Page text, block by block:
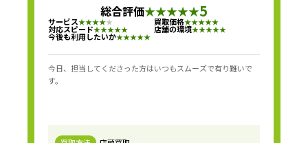
総合評価★★★★★5
サービス★★★★★ 買取価格★★★★★
対応スピード★★★★★ 店舗の環境★★★★★
今後も利用したいか★★★★★
今日、担当してくださった方はいつもスムーズで有り難いで
す。